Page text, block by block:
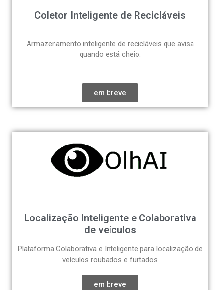
Coletor Inteligente de Recicláveis
Armazenamento inteligente de recicláveis que avisa
quando está cheio.
em breve
Localização Inteligente e Colaborativa
de veículos
Plataforma Colaborativa e Inteligente para localização de
veículos roubados e furtados
em breve